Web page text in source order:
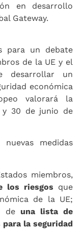
en desarrollo
Gateway.
para un debate
de la UE y el
desarrollar un
económica
valorará la
y 30 de junio de
medidas
miembros,
los riesgos que
de la UE;
de una lista de
la seguridad